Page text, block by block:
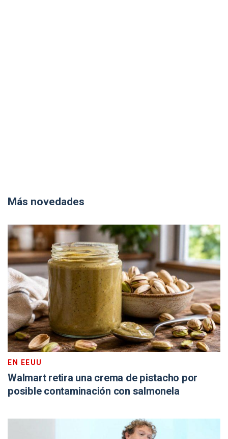
Más novedades
EN EEUU
Walmart retira una crema de pistacho por
posible contaminación con salmonela